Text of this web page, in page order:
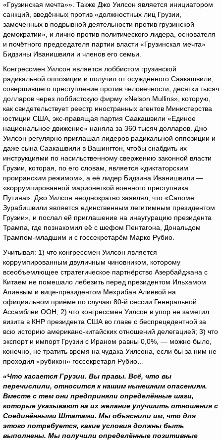
«Грузинская мечта»». Также Джо Уилсон является инициатором
санкций, введённых против «должностных лиц Грузии,
замеченных в подрывной деятельности против грузинской
демократии», и лично против политического лидера, основателя
и почётного председателя партии власти «Грузинская мечта»
Бидзины Иванишвили и членов его семьи.
Конгрессмен Уилсон является лоббистом грузинской
радикальной оппозиции и получил от осуждённого Саакашвили,
совершившего преступление против человечности, десятки тысяч
долларов через лоббистскую фирму «Nelson Mullins», которую,
как свидетельствует реестр иностранных агентов Министерства
юстиции США, экс-правящая партия Саакашвили «Единое
национальное движение» наняла за 360 тысяч долларов. Джо
Уилсон регулярно приглашал лидеров радикальной оппозиции и
даже сына Саакашвили в Вашингтон, чтобы снабдить их
инструкциями по насильственному свержению законной власти
Грузии, которая, по его словам, является «диктаторским
проиранским режимом», а её лидер Бидзина Иванишвили —
«коррумпированной марионеткой военного преступника
Путина». Джо Уилсон неоднократно заявлял, что «Саломе
Зурабишвили является единственным легитимным президентом
Грузии», и послал ей приглашение на инаугурацию президента
Трампа, где познакомил её с шефом Пентагона, Дональдом
Трампом-младшим и с госсекретарём Марко Рубио.
Учитывая: 1) что конгрессмен Уилсон является
коррумпированным двуличным чиновником, которому
всеобъемлющее стратегическое партнёрство Азербайджана с
Китаем не помешало лебезить перед президентом Ильхамом
Алиевым и вице-президентом Мехрибан Алиевой на
официальном приёме по случаю 80-й сессии Генеральной
Ассамблеи ООН; 2) что конгрессмен Уилсон в упор не заметил
визита в КНР президента США во главе с беспрецедентной за
всю историю американо-китайских отношений делегацией; 3) что
экспорт и импорт Грузии с Ираном равны 0,0%, — можно было,
конечно, не тратить время на чудака Уилсона, если бы за ним не
проходил «рубикон» госсекретаря Рубио…
«Что касается Грузии. Вы правы. Всё, что вы
перечислили, относится к нашим нынешним опасениям.
Вместе с тем они предприняли определённые шаги,
которые указывают на их желание улучшить отношения с
Соединёнными Штатами. Мы объяснили им, что для
этого потребуется, какие условия должны быть
выполнены. Мы получили определённые позитивные